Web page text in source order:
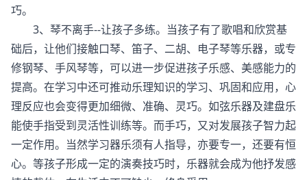
巧。
3、琴不离手--让孩子多练。当孩子有了歌唱和欣赏基
础后，让他们接触口琴、笛子、二胡、电子琴等乐器，或专
修钢琴、手风琴等，可以进一步促进孩子乐感、美感能力的
提高。在学习中还可推动乐理知识的学习、巩固和应用，心
理反应也会变得更加细微、准确、灵巧。如弦乐器及建盘乐
能使手指受到灵活性训练等。而手巧，又对发展孩子智力起
一定作用。当然学习器乐须有人指导，亦要专一，还要有恒
心。等孩子形成一定的演奏技巧时，乐器就会成为他抒发感